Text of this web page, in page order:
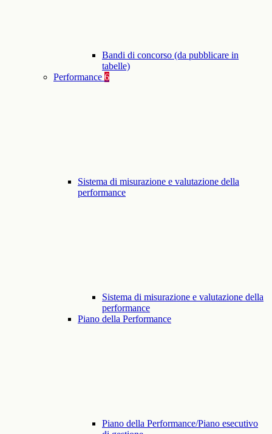
Bandi di concorso (da pubblicare in
tabelle)
Performance 6
Sistema di misurazione e valutazione della
performance
Sistema di misurazione e valutazione della
performance
Piano della Performance
Piano della Performance/Piano esecutivo